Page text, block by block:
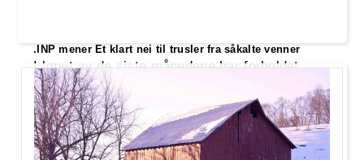
.INP mener Et klart nei til trusler fra såkalte venner
I løpet av de siste månedene har forholdet
mellom Norge og EU blitt satt på prøve,
spesielt med tanke på fiskekvoter